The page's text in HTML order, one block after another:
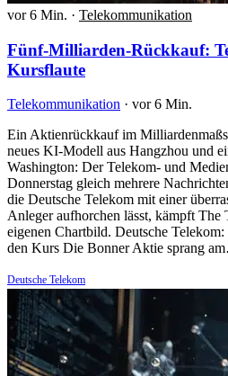
vor 6 Min. · Telekommunikation
Fünf-Milliarden-Rückkauf:
Kursflaute
Telekommunikation · vor 6 Min.
Ein Aktienrückkauf im
neues KI-Modell aus Hangzhou und
Washington: Der Telekom- und
Donnerstag gleich mehrere
die Deutsche Telekom mit einer
Anleger aufhorchen lässt, kämpft The
eigenen Chartbild. Deutsche
den Kurs Die Bonner Aktie sprang
Deutsche Telekom